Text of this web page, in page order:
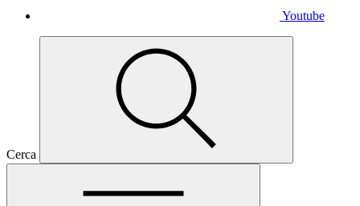
Youtube
Cerca